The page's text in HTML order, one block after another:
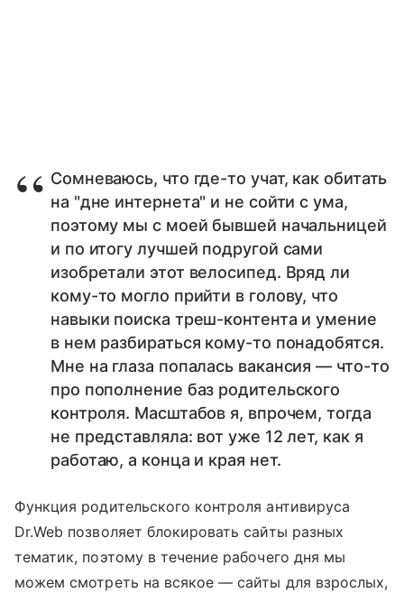
Сомневаюсь, что где-то учат, как обитать
на "дне интернета" и не сойти с ума,
поэтому мы с моей бывшей начальницей
и по итогу лучшей подругой сами
изобретали этот велосипед. Вряд ли
кому-то могло прийти в голову, что
навыки поиска треш-контента и умение
в нем разбираться кому-то понадобятся.
Мне на глаза попалась вакансия — что-то
про пополнение баз родительского
контроля. Масштабов я, впрочем, тогда
не представляла: вот уже 12 лет, как я
работаю, а конца и края нет.
Функция родительского контроля антивируса
Dr.Web позволяет блокировать сайты разных
тематик, поэтому в течение рабочего дня мы
можем смотреть на всякое — сайты для взрослых,